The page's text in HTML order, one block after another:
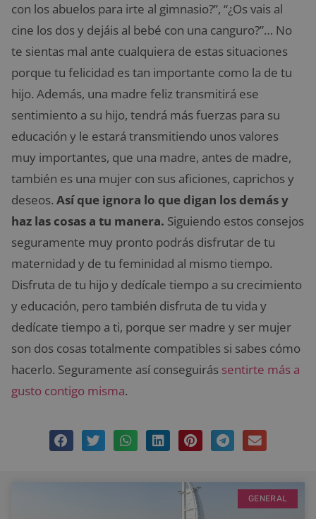
con los abuelos para irte al gimnasio?”, “¿Os vais al
cine los dos y dejáis al bebé con una canguro?”… No
te sientas mal ante cualquiera de estas situaciones
porque tu felicidad es tan importante como la de tu
hijo. Además, una madre feliz transmitirá ese
sentimiento a su hijo, tendrá más fuerzas para su
educación y le estará transmitiendo unos valores
muy importantes, que una madre, antes de madre,
también es una mujer con sus aficiones, caprichos y
deseos. Así que ignora lo que digan los demás y
haz las cosas a tu manera. Siguiendo estos consejos
seguramente muy pronto podrás disfrutar de tu
maternidad y de tu feminidad al mismo tiempo.
Disfruta de tu hijo y dedícale tiempo a su crecimiento
y educación, pero también disfruta de tu vida y
dedícate tiempo a ti, porque ser madre y ser mujer
son dos cosas totalmente compatibles si sabes cómo
hacerlo. Seguramente así conseguirás sentirte más a
gusto contigo misma.
GENERAL